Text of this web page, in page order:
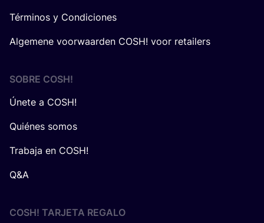
Términos y Condiciones
Algemene voorwaarden COSH! voor retailers
SOBRE COSH!
Únete a COSH!
Quiénes somos
Trabaja en COSH!
Q&A
COSH! TARJETA REGALO